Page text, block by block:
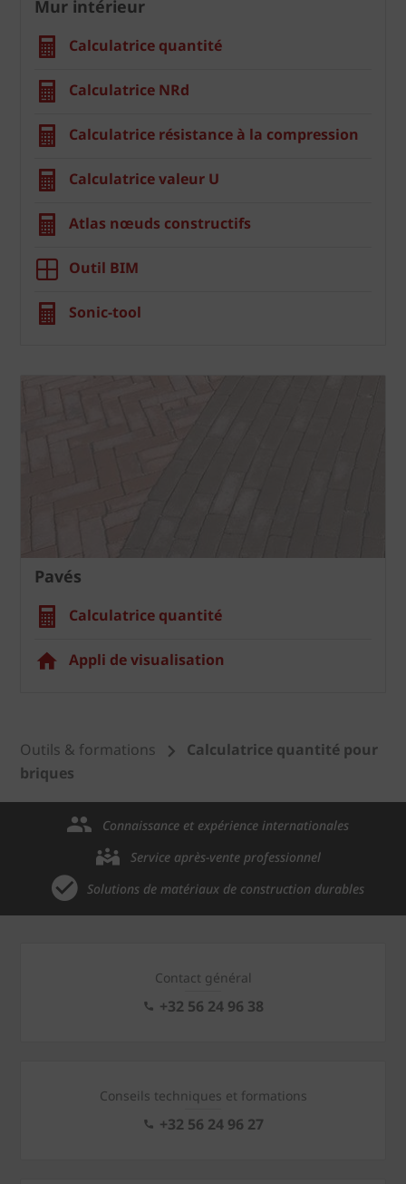
Mur intérieur
Calculatrice quantité
Calculatrice NRd
Calculatrice résistance à la compression
Calculatrice valeur U
Atlas nœuds constructifs
Outil BIM
Sonic-tool
Pavés
Calculatrice quantité
Appli de visualisation
Outils & formations
Calculatrice quantité pour
briques
Connaissance et expérience internationales
Service après-vente professionnel
Solutions de matériaux de construction durables
Contact général
+32 56 24 96 38
Conseils techniques et formations
+32 56 24 96 27